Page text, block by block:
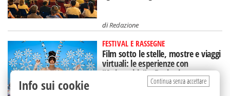
diRedazione
FESTIVAL E RASSEGNE
Film sotto le stelle, mostre e viaggi
virtuali: le esperienze con
"Animaphix" a Bagheria
Continua senza accettare
Info sui cookie